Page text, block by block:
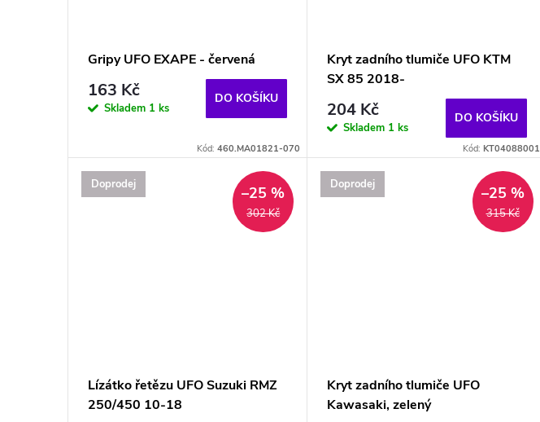
u
k
d
Gripy UFO EXAPE - červená
163 Kč
Skladem 1 ks
DO KOŠÍKU
Kód:460.MA01821-070
Kryt zadního tlumiče UFO KTM
SX 85 2018-
204 Kč
Skladem 1 ks
DO KOŠÍKU
Kód: KT04088001
Doprodej
302 Kč
–25 %
Lízátko řetězu UFO Suzuki RMZ
250/450 10-18
Doprodej
315 Kč
–25 %
Kryt zadního tlumiče UFO
Kawasaki, zelený